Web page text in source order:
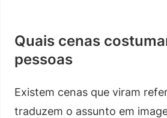
Quais cenas
pessoas
Existem cenas que viram
traduzem o assunto em